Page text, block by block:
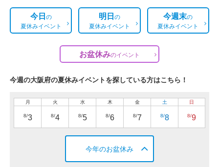
今日の
夏休みイベント
明日の
夏休みイベント
今週末の
夏休みイベント
お盆休みのイベント
今週の大阪府の夏休みイベントを探している方はこちら！
月
8/3
火
8/4
水
8/5
木
8/6
金
8/7
土
8/8
日
8/9
今年のお盆休み